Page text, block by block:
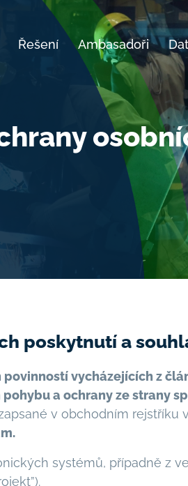
Řešení Ambasadoři
poskytnutí a
vycházejících z
pohybu a ochrany ze strany
v obchodním
systémů, případně z